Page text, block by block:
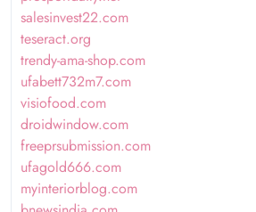
salesinvest22.com
teseract.org
trendy-ama-shop.com
ufabett732m7.com
visiofood.com
droidwindow.com
freeprsubmission.com
ufagold666.com
myinteriorblog.com